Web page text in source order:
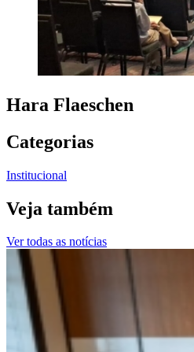
Hara Flaeschen
Categorias
Institucional
Veja também
Ver todas as notícias